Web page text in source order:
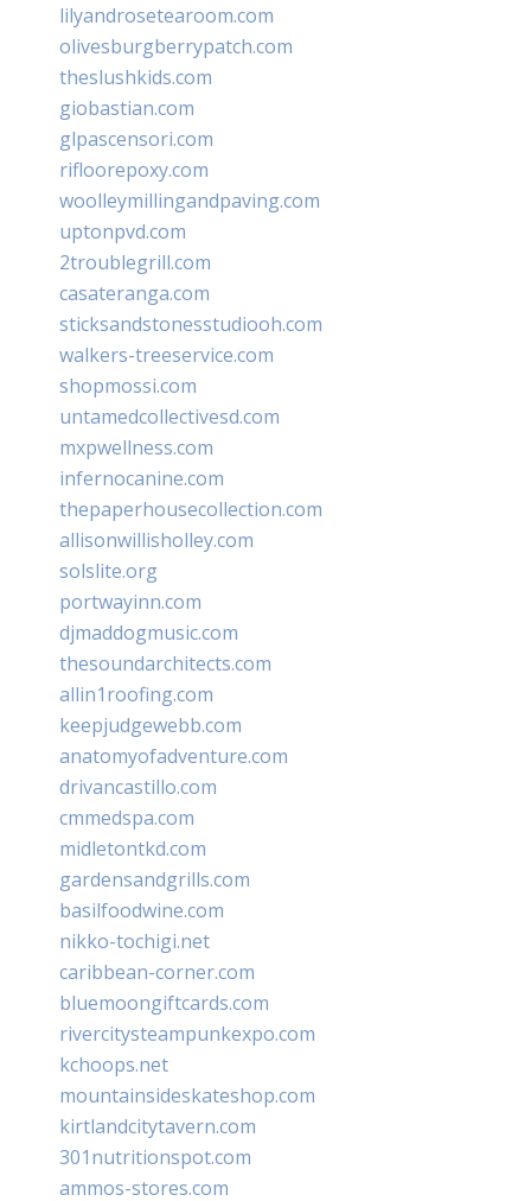
lilyandrosetearoom.com
olivesburgberrypatch.com
theslushkids.com
giobastian.com
glpascensori.com
rifloorepoxy.com
woolleymillingandpaving.com
uptonpvd.com
2troublegrill.com
casateranga.com
sticksandstonesstudiooh.com
walkers-treeservice.com
shopmossi.com
untamedcollectivesd.com
mxpwellness.com
infernocanine.com
thepaperhousecollection.com
allisonwillisholley.com
solslite.org
portwayinn.com
djmaddogmusic.com
thesoundarchitects.com
allin1roofing.com
keepjudgewebb.com
anatomyofadventure.com
drivancastillo.com
cmmedspa.com
midletontkd.com
gardensandgrills.com
basilfoodwine.com
nikko-tochigi.net
caribbean-corner.com
bluemoongiftcards.com
rivercitysteampunkexpo.com
kchoops.net
mountainsideskateshop.com
kirtlandcitytavern.com
301nutritionspot.com
ammos-stores.com